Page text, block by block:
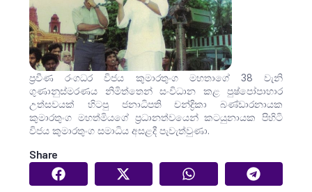
ප්‍රවීණ රංගධර විජය කුමාරතුංග මහතාගේ 38 වැනි
ගුණානුස්මරණය නිමිත්තෙන් සංවිධාන කළ පුෂ්පෝපාහාර
උත්සවයක් හිටපු ජනාධිපති චන්ද්‍රිකා බණ්ඩාරනායක
කුමාරතුංග මහත්මියගේ ප්‍රධානත්වයෙන් කටයුනායක පිහිටි
විජය කුමාරතුංග සමාධිය අසළදී පැවැත්වුණා.
Share